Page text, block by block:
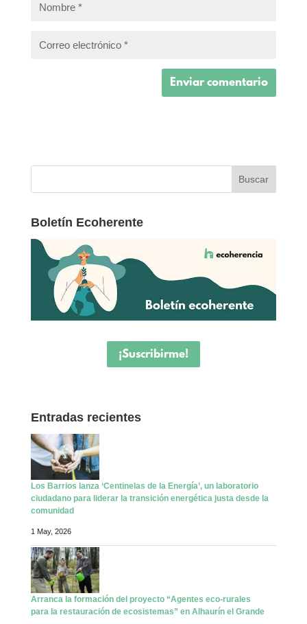
Boletín Ecoherente
¡Suscribirme!
Entradas recientes
Los Barrios lanza ‘Centinelas de la Energía’, un laboratorio
ciudadano para liderar la transición energética justa desde la
comunidad
1 May, 2026
Arranca la formación del proyecto “Agentes eco-rurales
para la restauración de ecosistemas” en Alhaurín el Grande